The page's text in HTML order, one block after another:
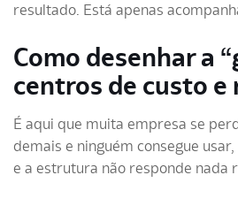
resultado. Está apenas
Como desenhar a
centros de custo e
É aqui que muita empresa se
demais e ninguém consegue
e a estrutura não responde nada